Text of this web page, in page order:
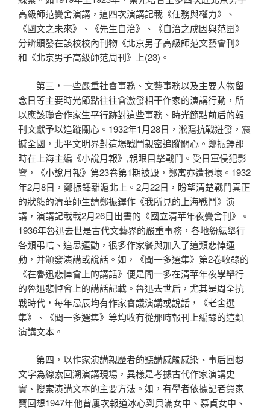
高級師范黌舍演講，這四次演講記載《任務與權力》、
《國文之未來》、《先生自治》、《自治之成因與范圍》
分辨頒發在該校校內刊物《北京男子高級師范文藝會刊》
和《北京男子高級師范周刊》上(23)。
第三，一些嚴重社會事務、文藝事務以及主要人物留
念日等主要時光節點往往會激發相干作家的演講行動，所
以應該聯合作家生平行跡對這些事務、時光節點前后的報
刊文獻予以追蹤關心。1932年1月28日，淞滬抗戰迸發，震
撼全國，北平文明界對這場戰鬥親密追蹤關心。鄭振鐸那
時在上海主編《小說月報》,親眼目擊戰鬥。受日軍侵犯影
響，《小說月報》第23卷第1期被毀，鄭寓亦遭損壞。1932
年2月8日，鄭振鐸離滬北上。2月22日，盼望清楚戰鬥真正
的狀態的清華師生請鄭振鐸作《我所見的上海戰鬥》演
講，演講記載載2月26日出書的《國立清華年夜黌舍刊》。
1936年魯迅去世是古代文藝界的嚴重事務，各地紛紜舉行
各類弔唁、追思運動，很多作家餐與加入了這類悲悼運
動，并頒發演講或說話。如，《聞一多選集》第2卷收錄的
《在魯迅悲悼會上的講話》便是聞一多在清華年夜學舉行
的魯迅悲悼會上的講話記載。魯迅去世后，尤其是周全抗
戰時代，每年忌辰均有作家會議演講或說話，《老舍選
集》、《聞一多選集》等均收有從那時報刊上編錄的這類
演講文本。
第四，以作家演講親歷者的聽講感觸感染、事后回想
文字為線索回溯演講現場，異樣是考據古代作家演講史
實、搜索演講文本的主要方法。如，有學者依據記者賀家
寶回想1947年他曾屢次報道冰心到貝滿女中、慕貞女中、